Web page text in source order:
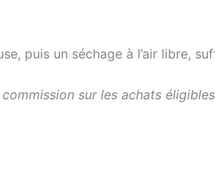
puis un séchage à l’air libre,
sur les achats